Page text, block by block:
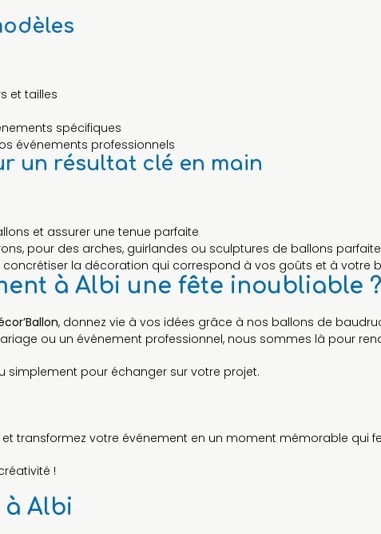
et tailles
spécifiques
événements professionnels
un résultat clé en main
et assurer une tenue parfaite
pour des arches, guirlandes ou sculptures de ballons
la décoration qui correspond à vos goûts et à votre
à Albi une fête inoubliable ?
, donnez vie à vos idées grâce à nos ballons de
ou un événement professionnel, nous sommes là pour
simplement pour échanger sur votre projet.
et transformez votre événement en un moment mémorable qui
!
à Albi